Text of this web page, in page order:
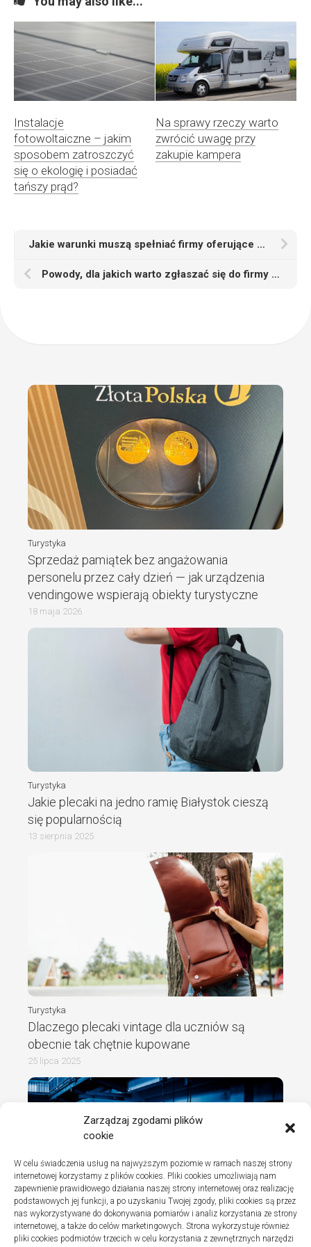
Zarządzaj zgodami plików
cookie
W celu świadczenia usług na najwyższym poziomie w ramach naszej strony
internetowej korzystamy z plików cookies. Pliki cookies umożliwiają nam
zapewnienie prawidłowego działania naszej strony internetowej oraz realizację
podstawowych jej funkcji, a po uzyskaniu Twojej zgody, pliki cookies są przez
nas wykorzystywane do dokonywania pomiarów i analiz korzystania ze strony
internetowej, a także do celów marketingowych. Strona wykorzystuje również
pliki cookies podmiotów trzecich w celu korzystania z zewnętrznych narzędzi
Instalacje
fotowoltaiczne – jakim
sposobem zatroszczyć
się o ekologię i posiadać
tańszy prąd?
Na sprawy rzeczy warto
zwrócić uwagę przy
zakupie kampera
Jakie warunki muszą spełniać firmy oferujące przewóz osób?
Powody, dla jakich warto zgłaszać się do firmy przeprowadzkowej
Turystyka
Sprzedaż pamiątek bez angażowania
personelu przez cały dzień — jak urządzenia
vendingowe wspierają obiekty turystyczne
18 maja 2026
Turystyka
Jakie plecaki na jedno ramię Białystok cieszą
się popularnością
13 sierpnia 2025
Turystyka
Dlaczego plecaki vintage dla uczniów są
obecnie tak chętnie kupowane
25 lipca 2025
Turystyka